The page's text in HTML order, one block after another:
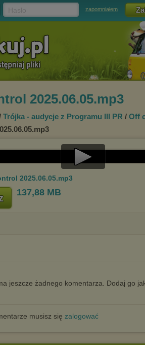
zapomniałem
2025.06.05.mp3
Trójka - audycje z Programu III PR / Off
Play
2025.06.05.mp3
137,88 MB
jeszcze żadnego komentarza. Dodaj go
musisz się zalogować